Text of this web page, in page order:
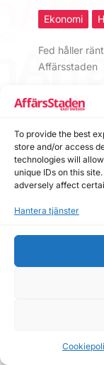
To provide the best
store and/or access
technologies will
unique IDs on this
adversely affect
Hantera tjänster
Ekonomi
Fed håller
Affärsstaden
Affärsstaden